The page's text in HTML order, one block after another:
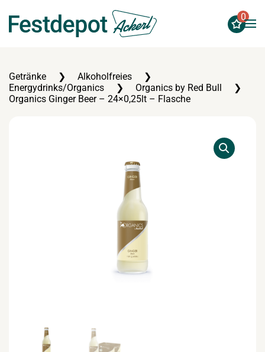
Zum Hauptinhalt springen
0
Getränke
Alkoholfreies
Energydrinks/Organics
Organics by Red Bull
Organics Ginger Beer – 24×0,25lt – Flasche